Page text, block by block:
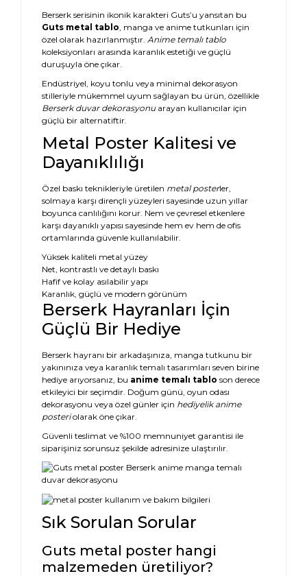
Berserk serisinin ikonik karakteri Guts’u yansıtan bu
Guts metal tablo, manga ve anime tutkunları için
özel olarak hazırlanmıştır. Anime temalı tablo
koleksiyonları arasında karanlık estetiği ve güçlü
duruşuyla öne çıkar.
Endüstriyel, koyu tonlu veya minimal dekorasyon
stilleriyle mükemmel uyum sağlayan bu ürün, özellikle
Berserk duvar dekorasyonuarayan kullanıcılar için
güçlü bir alternatiftir.
Metal Poster Kalitesi ve
Dayanıklılığı
Özel baskı teknikleriyle üretilen metal posterler,
solmaya karşı dirençli yüzeyleri sayesinde uzun yıllar
boyunca canlılığını korur. Nem ve çevresel etkenlere
karşı dayanıklı yapısı sayesinde hem ev hem de ofis
ortamlarında güvenle kullanılabilir.
Yüksek kaliteli metal yüzey
Net, kontrastlı ve detaylı baskı
Hafif ve kolay asılabilir yapı
Karanlık, güçlü ve modern görünüm
Berserk Hayranları İçin
Güçlü Bir Hediye
Berserk hayranı bir arkadaşınıza, manga tutkunu bir
yakınınıza veya karanlık temalı tasarımları seven birine
hediye arıyorsanız, bu anime temalı tablo son derece
etkileyici bir seçimdir. Doğum günü, oyun odası
dekorasyonu veya özel günler için hediyelik anime
posteriolarak öne çıkar.
Güvenli teslimat ve %100 memnuniyet garantisi ile
siparişiniz sorunsuz şekilde adresinize ulaştırılır.
Sık Sorulan Sorular
Guts metal poster hangi
malzemeden üretiliyor?